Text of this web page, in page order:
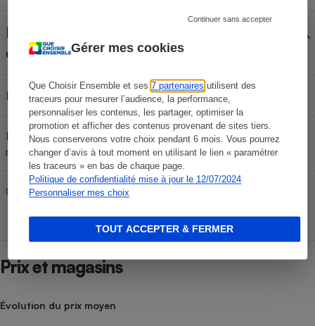
Gérer mes cookies
Que Choisir Ensemble et ses7 partenaires utilisent des
traceurs pour mesurer l’audience, la performance,
personnaliser les contenus, les partager, optimiser la
promotion et afficher des contenus provenant de sites tiers.
Nous conserverons votre choix pendant 6 mois. Vous pourrez
changer d’avis à tout moment en utilisant le lien « paramétrer
les traceurs » en bas de chaque page.
Politique de confidentialité mise à jour le 12/07/2024
Personnaliser mes choix
Continuer sans accepter
TOUT ACCEPTER & FERMER
Disponibilité des pièces
détachées
Batterie
Embouts (pour les intra-aural) ou
mousses (pour les casques)
Câbles (pour les casques)
Prix et magasins
Évolution du prix moyen